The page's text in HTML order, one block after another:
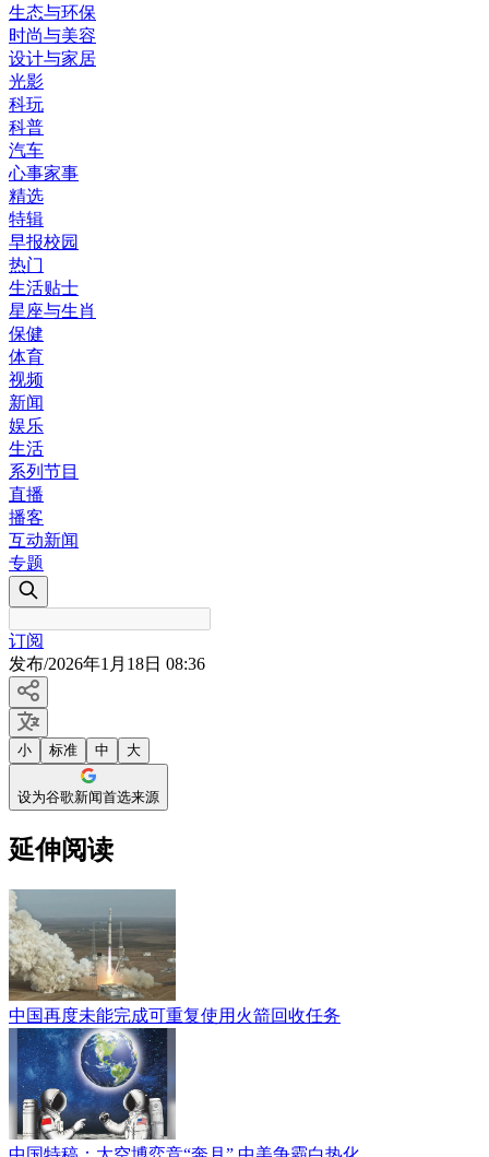
生态与环保
时尚与美容
设计与家居
光影
科玩
科普
汽车
心事家事
精选
特辑
早报校园
热门
生活贴士
星座与生肖
保健
体育
视频
新闻
娱乐
生活
系列节目
直播
播客
互动新闻
专题
订阅
发布/2026年1月18日 08:36
小 标准 中 大
设为谷歌新闻首选来源
延伸阅读
中国再度未能完成可重复使用火箭回收任务